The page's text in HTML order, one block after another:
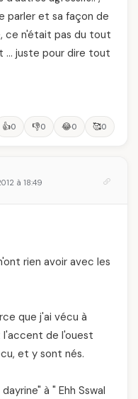
parler et sa façon de
ce n'était pas du tout
… juste pour dire tout
👍0 👎0 😂0 🥰0
à 18:49
rien avoir avec les
que j'ai vécu à
l'accent de l'ouest
et y sont nés.
à " Ehh Sswal